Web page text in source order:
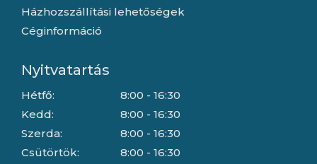
Házhozszállítási lehetőségek
Céginformáció
Nyitvatartás
Hétfő:
Kedd:
Szerda:
Csütörtök:
8:00 - 16:30
8:00 - 16:30
8:00 - 16:30
8:00 - 16:30